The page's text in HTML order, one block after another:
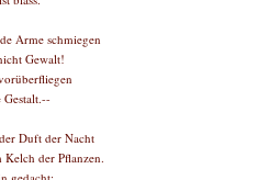
Arme schmiegen
Gewalt!
Duft der Nacht
Kelch der Pflanzen.